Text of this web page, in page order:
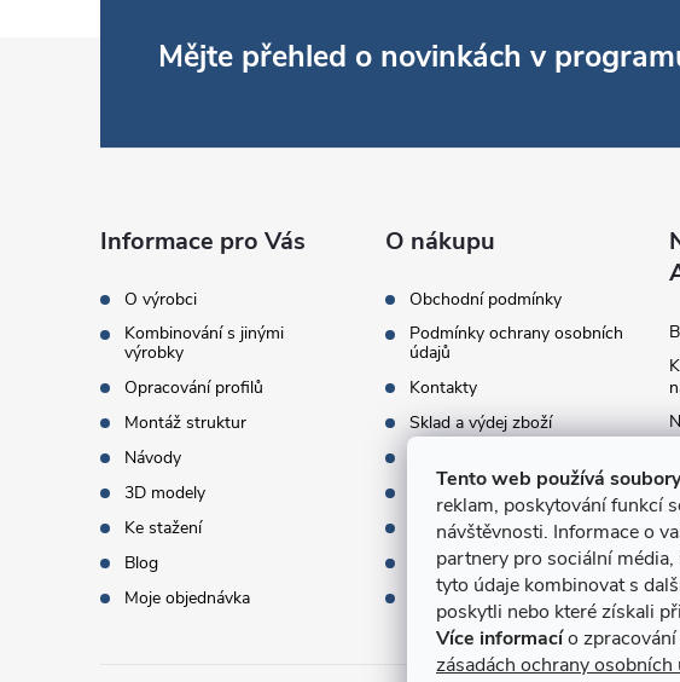
Tento web používá
reklam, poskytování funkcí
návštěvnosti. Informace o
partnery pro sociální
tyto údaje kombinovat s
poskytli nebo které získali
Více informacío zpracování
zásadách ochrany osobních
Mějte přehled o novinkách v
Informace pro Vás
O výrobci
Kombinování s jinými
výrobky
Opracování profilů
Montáž struktur
Návody
3D modely
Ke stažení
Blog
Moje objednávka
O nákupu
Obchodní podmínky
Podmínky ochrany osobních
údajů
Kontakty
Sklad a výdej zboží
Termíny dodání
Doprava a platba
Dárky k objednávce
Slovník pojmů